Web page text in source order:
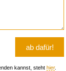
kannst, steht hier.